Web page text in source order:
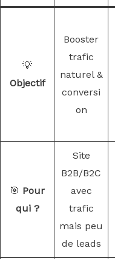
💡
Objectif
Booster
trafic
naturel &
conversi
on
🎯 Pour
qui ?
Site
B2B/B2C
avec
trafic
mais peu
de leads